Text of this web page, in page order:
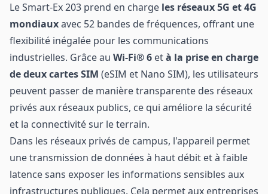
Le Smart-Ex 203 prend en charge les réseaux 5G et 4G
mondiauxavec 52 bandes de fréquences, offrant une
flexibilité inégalée pour les communications
industrielles. Grâce au Wi-Fi® 6 età la prise en charge
de deux cartes SIM (eSIM et Nano SIM), les utilisateurs
peuvent passer de manière transparente des réseaux
privés aux réseaux publics, ce qui améliore la sécurité
et la connectivité sur le terrain.
Dans les réseaux privés de campus, l'appareil permet
une transmission de données à haut débit et à faible
latence sans exposer les informations sensibles aux
infrastructures publiques. Cela permet aux entreprises